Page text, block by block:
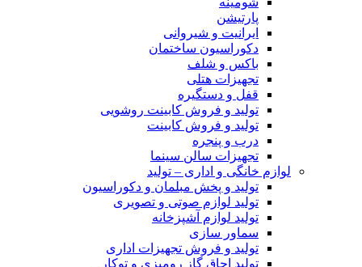
پارتیشن
ایرانیت و شیروانی
دکوراسیون ساختمان
باکس و شلف
تجهیزات هتلی
قفل و دستگیره
تولید و فروش کابینت روشویی
تولید و فروش کابینت
درب و پنجره
تجهیزات سالن سینما
لوازم خانگی و اداری – تولید
تولید و پخش مبلمان و دکوراسیون
تولید لوازم صوتی و تصویری
تولید لوازم آشپزخانه
سماور سازی
تولید و فروش تجهیزات اداری
تولید اجاق گاز رومیزی و توکار